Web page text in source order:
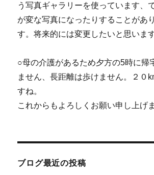
う写真ギャラリーを使っています、
が変な写真になったりすることがあ
す。将来的には変更したいと思います
○母の介護があるため夕方の5時に帰
ません、長距離は歩けません。２０
すね。
これからもよろしくお願い申し上げ
ブログ最近の投稿